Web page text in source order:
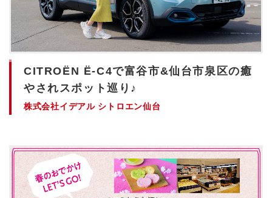
CITROЁN Ё-C4で富谷市&仙台市泉区の癒
やされスポット巡り♪
株式会社イデアル シトロエン仙台